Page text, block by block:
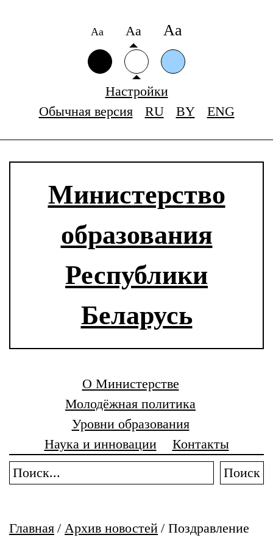
Аа Аа Аа
Настройки
Обычная версия
RU BY ENG
Министерство
образования
Республики
Беларусь
О Министерстве
Молодёжная политика
Уровни образования
Наука и инновации
Контакты
Поиск
Главная / Архив новостей / Поздравление